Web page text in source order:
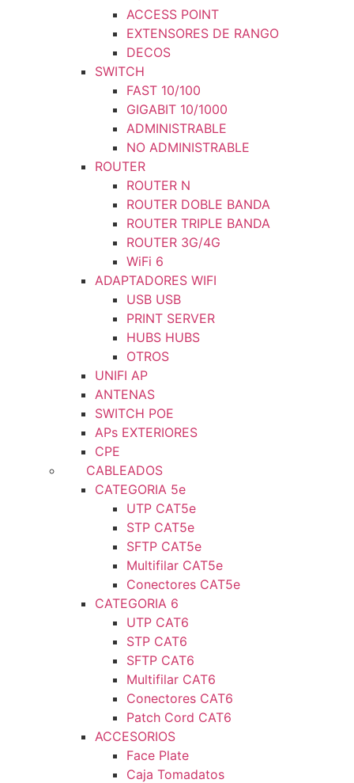
ACCESS POINT
EXTENSORES DE RANGO
DECOS
SWITCH
FAST 10/100
GIGABIT 10/1000
ADMINISTRABLE
NO ADMINISTRABLE
ROUTER
ROUTER N
ROUTER DOBLE BANDA
ROUTER TRIPLE BANDA
ROUTER 3G/4G
WiFi 6
ADAPTADORES WIFI
USB USB
PRINT SERVER
HUBS HUBS
OTROS
UNIFI AP
ANTENAS
SWITCH POE
APs EXTERIORES
CPE
CABLEADOS
CATEGORIA 5e
UTP CAT5e
STP CAT5e
SFTP CAT5e
Multifilar CAT5e
Conectores CAT5e
CATEGORIA 6
UTP CAT6
STP CAT6
SFTP CAT6
Multifilar CAT6
Conectores CAT6
Patch Cord CAT6
ACCESORIOS
Face Plate
Caja Tomadatos